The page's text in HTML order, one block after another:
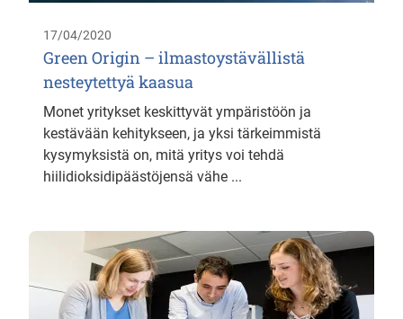
17/04/2020
Green Origin – ilmastoystävällistä
nesteytettyä kaasua
Monet yritykset keskittyvät ympäristöön ja
kestävään kehitykseen, ja yksi tärkeimmistä
kysymyksistä on, mitä yritys voi tehdä
hiilidioksidipäästöjensä vähe ...